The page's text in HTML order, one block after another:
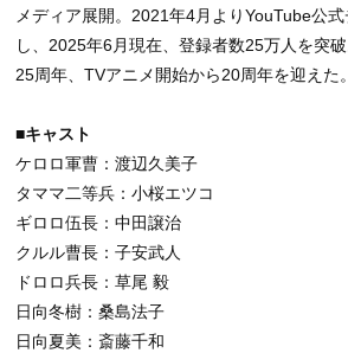
メディア展開。2021年4月よりYouTube公
し、2025年6月現在、登録者数25万人を突
25周年、TVアニメ開始から20周年を迎えた。
■キャスト
ケロロ軍曹：渡辺久美子
タママ二等兵：小桜エツコ
ギロロ伍長：中田譲治
クルル曹長：子安武人
ドロロ兵長：草尾 毅
日向冬樹：桑島法子
日向夏美：斎藤千和